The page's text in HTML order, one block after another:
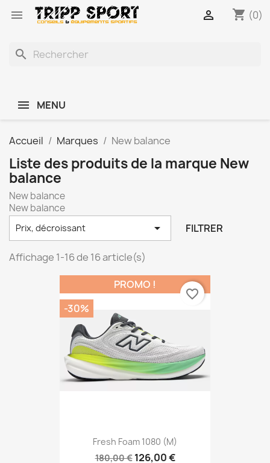
 shopping_cart (0)

search
MENU
Accueil Marques New balance
Liste des produits de la marque New
balance
New balance
New balance
Prix, décroissant  FILTRER
Affichage 1-16 de 16 article(s)
Fresh Foam 1080 (M)
180,00 € 126,00 €
PROMO !
-30%
favorite_border